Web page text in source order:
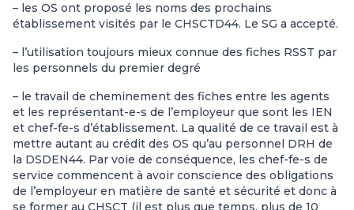
– les OS ont proposé les noms des prochains
établissement visités par le CHSCTD44. Le SG a accepté.
– l’utilisation toujours mieux connue des fiches RSST par
les personnels du premier degré
– le travail de cheminement des fiches entre les agents
et les représentant-e-s de l’employeur que sont les IEN
et chef-fe-s d’établissement. La qualité de ce travail est à
mettre autant au crédit des OS qu’au personnel DRH de
la DSDEN44. Par voie de conséquence, les chef-fe-s de
service commencent à avoir conscience des obligations
de l’employeur en matière de santé et sécurité et donc à
se former au CHSCT (il est plus que temps, plus de 10